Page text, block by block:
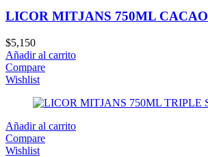
LICOR MITJANS 750ML CACAO
$5,150
Añadir al carrito
Compare
Wishlist
Añadir al carrito
Compare
Wishlist